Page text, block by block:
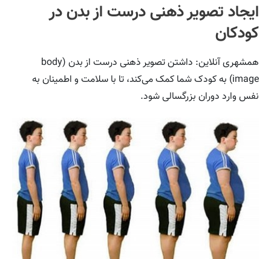
ایجاد تصویر ذهنی درست از بدن در
کودکان
همشهری آنلاین: داشتن تصویر ذهنی درست از بدن (body
image) به کودک شما کمک می‌کند، تا با سلامت و اطمینان به
نفس وارد دوران بزرگسالی شود.